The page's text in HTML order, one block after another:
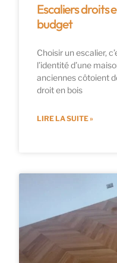
Escaliers droits
budget
Choisir un escalier,
l’identité d’une
anciennes côtoient
droit en bois
LIRE LA SUITE »